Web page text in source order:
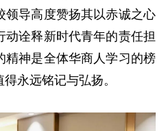
领导高度赞扬其以赤诚之心
诠释新时代青年的责任担
精神是全体华商人学习的榜
永远铭记与弘扬。